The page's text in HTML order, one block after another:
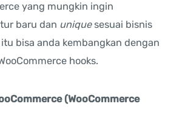
yang mungkin ingin
baru dan uniquesesuai bisnis
bisa anda kembangkan dengan
hooks.
(WooCommerce